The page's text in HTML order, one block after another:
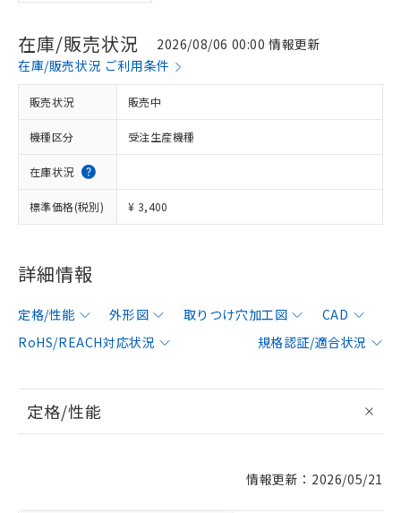
在庫/販売状況
2026/08/06 00:00 情報更新
在庫/販売状況 ご利用条件
販売状況 販売中
機種区分 受注生産機種
在庫状況
標準価格(税別) ¥ 3,400
詳細情報
定格/性能 外形図 取りつけ穴加工図
CAD
RoHS/REACH対応状況
規格認証/適合状況
定格/性能
情報更新：2026/05/21